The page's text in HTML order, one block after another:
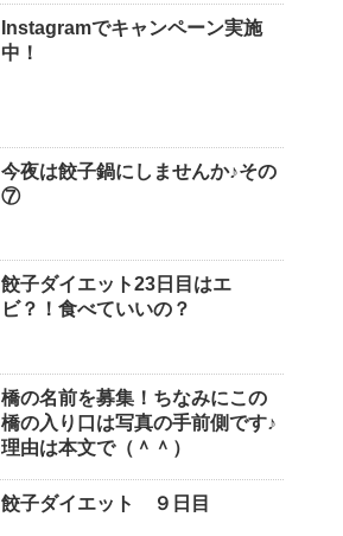
Instagramでキャンペーン実施
中！
今夜は餃子鍋にしませんか♪その
⑦
餃子ダイエット23日目はエ
ビ？！食べていいの？
橋の名前を募集！ちなみにこの
橋の入り口は写真の手前側です♪
理由は本文で（＾＾）
餃子ダイエット ９日目